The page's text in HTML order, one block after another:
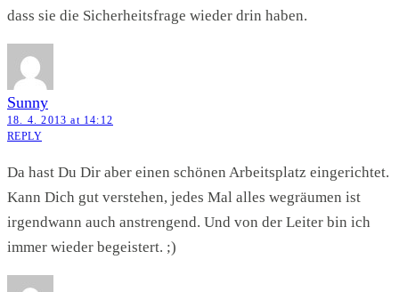
dass sie die Sicherheitsfrage wieder drin haben.
Sunny
18. 4. 2013 at 14:12
REPLY
Da hast Du Dir aber einen schönen Arbeitsplatz eingerichtet.
Kann Dich gut verstehen, jedes Mal alles wegräumen ist
irgendwann auch anstrengend. Und von der Leiter bin ich
immer wieder begeistert. ;)